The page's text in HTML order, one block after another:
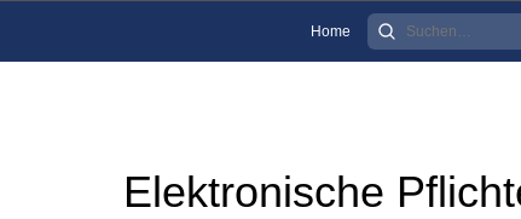
Home
Elektronische